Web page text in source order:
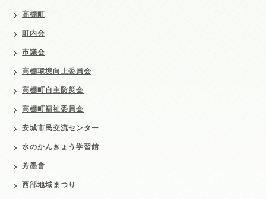
高棚町
町内会
市議会
高棚環境向上委員会
高棚町自主防災会
高棚町福祉委員会
安城市民交流センター
水のかんきょう学習館
芳墨會
西部地域まつり